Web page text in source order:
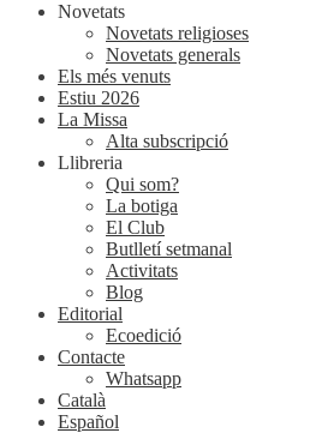
Novetats
Novetats religioses
Novetats generals
Els més venuts
Estiu 2026
La Missa
Alta subscripció
Llibreria
Qui som?
La botiga
El Club
Butlletí setmanal
Activitats
Blog
Editorial
Ecoedició
Contacte
Whatsapp
Català
Español